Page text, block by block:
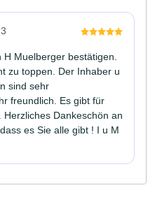
Muelberger bestätigen.
zu toppen. Der Inhaber u
sind sehr
freundlich. Es gibt für
Dankeschön an
es Sie alle gibt ! I u M